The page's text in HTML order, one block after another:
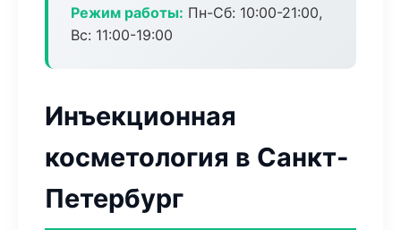
Режим работы: Пн-Сб: 10:00-21:00,
Вс: 11:00-19:00
Инъекционная
косметология в Санкт-
Петербург